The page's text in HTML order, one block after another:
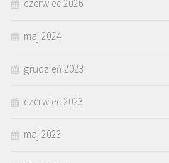
czerwiec 2026
maj 2024
grudzień 2023
czerwiec 2023
maj 2023